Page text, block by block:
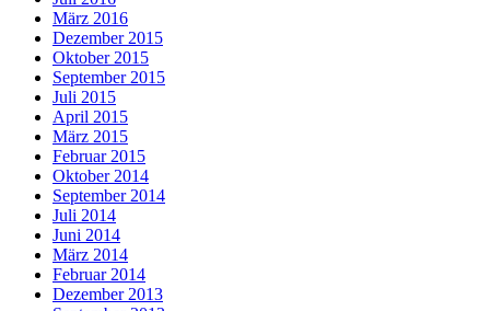
März 2016
Dezember 2015
Oktober 2015
September 2015
Juli 2015
April 2015
März 2015
Februar 2015
Oktober 2014
September 2014
Juli 2014
Juni 2014
März 2014
Februar 2014
Dezember 2013